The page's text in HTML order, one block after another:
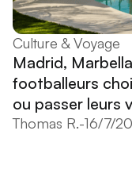
Culture & Voyage
Madrid,
footballeurs
ou passer leurs
Thomas R.-16/7/